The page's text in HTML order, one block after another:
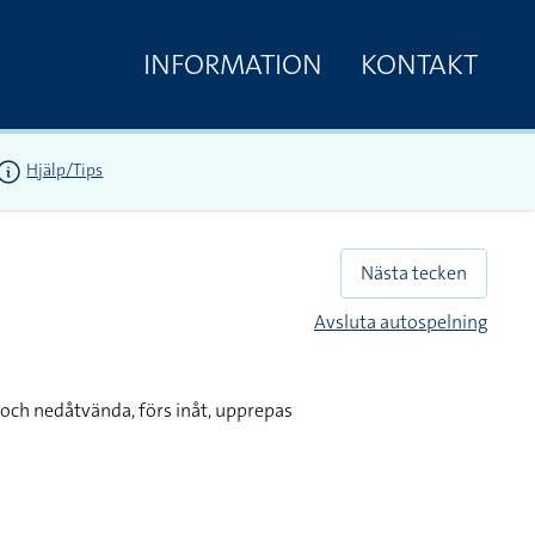
INFORMATION KONTAKT
Hjälp/Tips
Nästa tecken
Avsluta autospelning
nedåtvända, förs inåt, upprepas